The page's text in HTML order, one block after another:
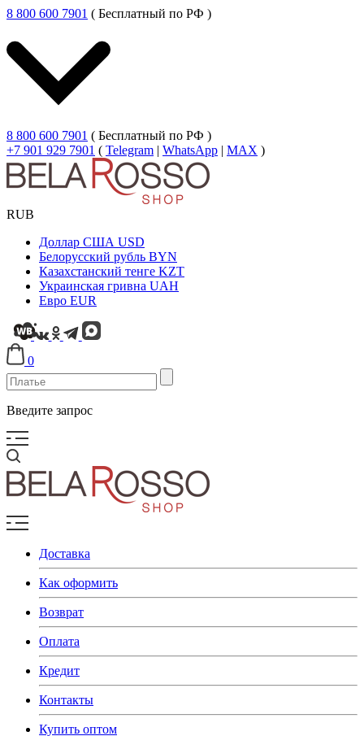
8 800 600 7901 ( Бесплатный по РФ )
8 800 600 7901 ( Бесплатный по РФ )
+7 901 929 7901 ( Telegram | WhatsApp | MAX )
RUB
Доллар США USD
Белорусский рубль BYN
Казахстанский тенге KZT
Украинская гривна UAH
Евро EUR
0
Введите запрос
Доставка
Как оформить
Возврат
Оплата
Кредит
Контакты
Купить оптом